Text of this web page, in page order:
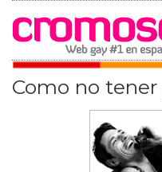
Como no